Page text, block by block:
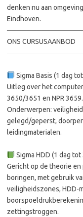
denken nu aan
Eindhoven.
ONS CURSUSAANBOD
Sigma Basis (1 dag
Uitleg over het
3650/3651 en NPR 3659.
Onderwerpen:
gelegd/geperst,
leidingmaterialen.
Sigma HDD (1 dag tot
Gericht op de theorie
boringen, met gebruik
veiligheidszones, HDD-
zettingstroggen.